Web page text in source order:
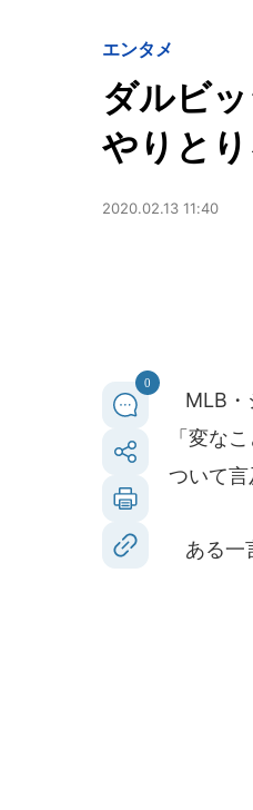
エンタメ
ダルビ
やりと
2020.02.13 11:40
0
MLB・
「変な
ついて言
ある一